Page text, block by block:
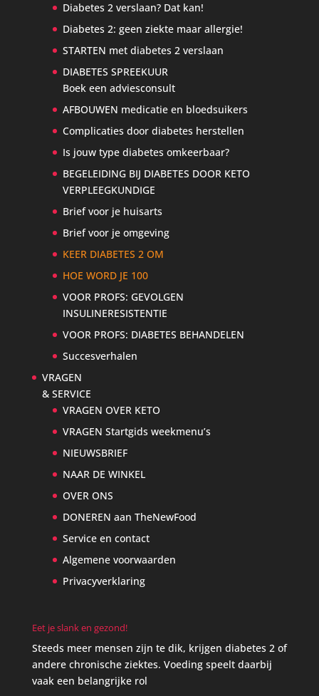
Diabetes 2 verslaan? Dat kan!
Diabetes 2: geen ziekte maar allergie!
STARTEN met diabetes 2 verslaan
DIABETES SPREEKUUR
Boek een adviesconsult
AFBOUWEN medicatie en bloedsuikers
Complicaties door diabetes herstellen
Is jouw type diabetes omkeerbaar?
BEGELEIDING BIJ DIABETES DOOR KETO
VERPLEEGKUNDIGE
Brief voor je huisarts
Brief voor je omgeving
KEER DIABETES 2 OM
HOE WORD JE 100
VOOR PROFS: GEVOLGEN
INSULINERESISTENTIE
VOOR PROFS: DIABETES BEHANDELEN
Succesverhalen
VRAGEN
& SERVICE
VRAGEN OVER KETO
VRAGEN Startgids weekmenu’s
NIEUWSBRIEF
NAAR DE WINKEL
OVER ONS
DONEREN aan TheNewFood
Service en contact
Algemene voorwaarden
Privacyverklaring
Eet je slank en gezond!
Steeds meer mensen zijn te dik, krijgen diabetes 2 of
andere chronische ziektes. Voeding speelt daarbij
vaak een belangrijke rol